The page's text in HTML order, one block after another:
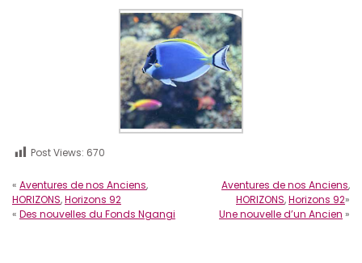
Post Views: 670
« Aventures de nos Anciens,
HORIZONS,Horizons 92
« Des nouvelles du Fonds Ngangi
Aventures de nos Anciens,
HORIZONS,Horizons 92»
Une nouvelle d’un Ancien »